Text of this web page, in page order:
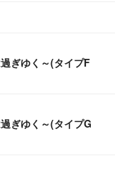
ぎゆく～(タイプF
ぎゆく～(タイプG